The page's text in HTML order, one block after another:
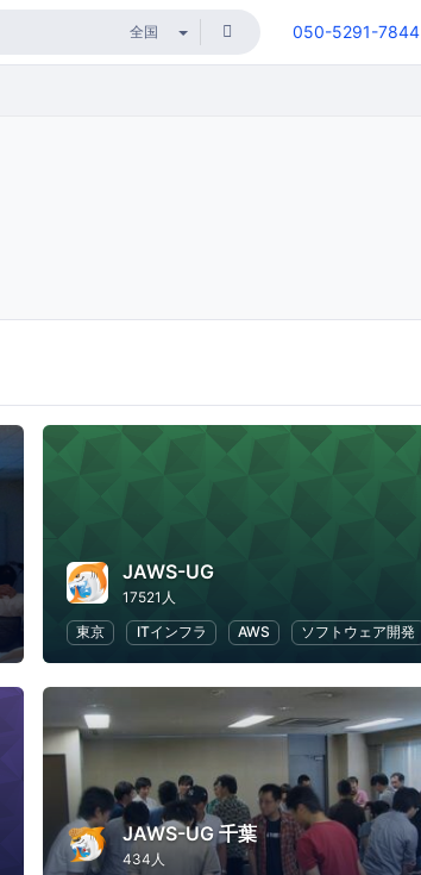
050-5291-7844
プログラミング
JAWS-UG
17521人
東京
ITインフラ AWS ソフトウェア開発
JAWS-UG 千葉
434人